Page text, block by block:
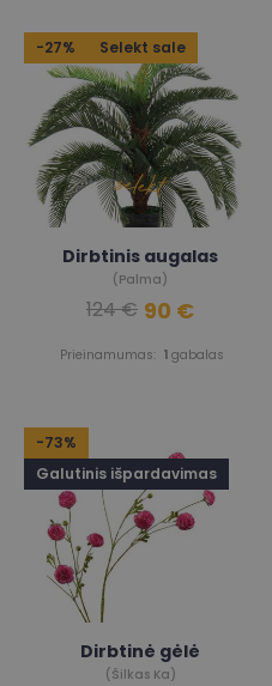
-27% Selekt sale
Dirbtinis augalas
(Palma)
Prieinamumas: 1 gabalas
124 € 90 €
-73%
Galutinis išpardavimas
Dirbtinė gėlė
(Šilkas Ka)